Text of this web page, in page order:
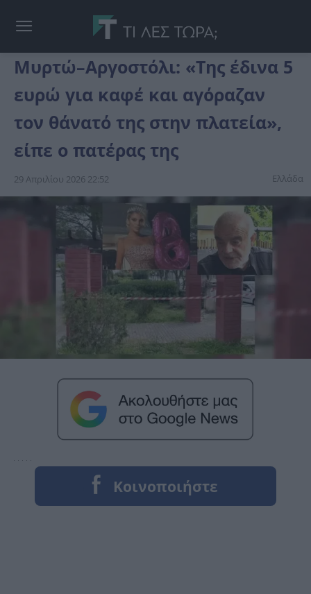
Μυρτώ–Αργοστόλι: «Της έδινα 5
ευρώ για καφέ και αγόραζαν
τον θάνατό της στην πλατεία»,
είπε ο πατέρας της
29 Απριλίου 2026 22:52 Ελλάδα